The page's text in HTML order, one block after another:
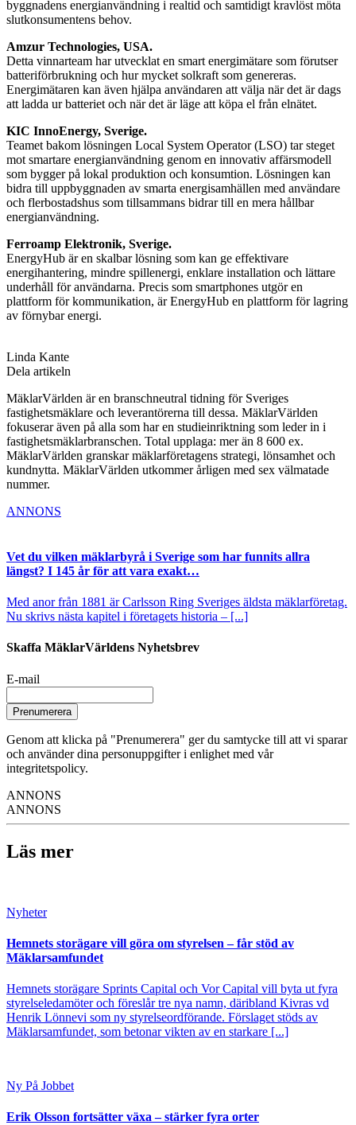
byggnadens energianvändning i realtid och samtidigt kravlöst möta
slutkonsumentens behov.
Amzur Technologies, USA.
Detta vinnarteam har utvecklat en smart energimätare som förutser
batteriförbrukning och hur mycket solkraft som genereras.
Energimätaren kan även hjälpa användaren att välja när det är dags
att ladda ur batteriet och när det är läge att köpa el från elnätet.
KIC InnoEnergy, Sverige.
Teamet bakom lösningen Local System Operator (LSO) tar steget
mot smartare energianvändning genom en innovativ affärsmodell
som bygger på lokal produktion och konsumtion. Lösningen kan
bidra till uppbyggnaden av smarta energisamhällen med användare
och flerbostadshus som tillsammans bidrar till en mera hållbar
energianvändning.
Ferroamp Elektronik, Sverige.
EnergyHub är en skalbar lösning som kan ge effektivare
energihantering, mindre spillenergi, enklare installation och lättare
underhåll för användarna. Precis som smartphones utgör en
plattform för kommunikation, är EnergyHub en plattform för lagring
av förnybar energi.
Linda Kante
Dela artikeln
MäklarVärlden är en branschneutral tidning för Sveriges
fastighetsmäklare och leverantörerna till dessa. MäklarVärlden
fokuserar även på alla som har en studieinriktning som leder in i
fastighetsmäklarbranschen. Total upplaga: mer än 8 600 ex.
MäklarVärlden granskar mäklarföretagens strategi, lönsamhet och
kundnytta. MäklarVärlden utkommer årligen med sex välmatade
nummer.
ANNONS
Vet du vilken mäklarbyrå i Sverige som har funnits allra
längst? I 145 år för att vara exakt…
Med anor från 1881 är Carlsson Ring Sveriges äldsta mäklarföretag.
Nu skrivs nästa kapitel i företagets historia – [...]
Skaffa MäklarVärldens Nyhetsbrev
E-mail
Prenumerera
Genom att klicka på "Prenumerera" ger du samtycke till att vi sparar
och använder dina personuppgifter i enlighet med vår
integritetspolicy.
ANNONS
ANNONS
Läs mer
Nyheter
Hemnets storägare vill göra om styrelsen – får stöd av
Mäklarsamfundet
Hemnets storägare Sprints Capital och Vor Capital vill byta ut fyra
styrelseledamöter och föreslår tre nya namn, däribland Kivras vd
Henrik Lönnevi som ny styrelseordförande. Förslaget stöds av
Mäklarsamfundet, som betonar vikten av en starkare [...]
Ny På Jobbet
Erik Olsson fortsätter växa – stärker fyra orter